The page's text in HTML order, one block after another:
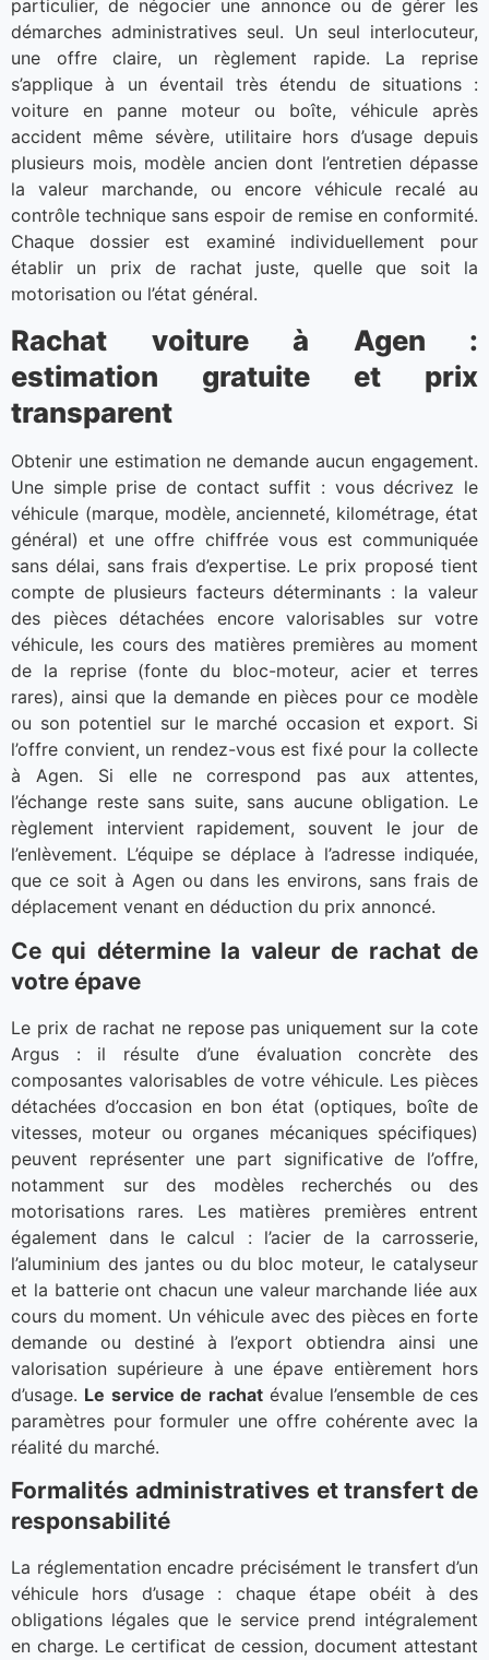
particulier, de négocier une annonce ou de gérer les
démarches administratives seul. Un seul interlocuteur,
une offre claire, un règlement rapide. La reprise
s’applique à un éventail très étendu de situations :
voiture en panne moteur ou boîte, véhicule après
accident même sévère, utilitaire hors d’usage depuis
plusieurs mois, modèle ancien dont l’entretien dépasse
la valeur marchande, ou encore véhicule recalé au
contrôle technique sans espoir de remise en conformité.
Chaque dossier est examiné individuellement pour
établir un prix de rachat juste, quelle que soit la
motorisation ou l’état général.
Rachat voiture à Agen :
estimation gratuite et prix
transparent
Obtenir une estimation ne demande aucun engagement.
Une simple prise de contact suffit : vous décrivez le
véhicule (marque, modèle, ancienneté, kilométrage, état
général) et une offre chiffrée vous est communiquée
sans délai, sans frais d’expertise. Le prix proposé tient
compte de plusieurs facteurs déterminants : la valeur
des pièces détachées encore valorisables sur votre
véhicule, les cours des matières premières au moment
de la reprise (fonte du bloc-moteur, acier et terres
rares), ainsi que la demande en pièces pour ce modèle
ou son potentiel sur le marché occasion et export. Si
l’offre convient, un rendez-vous est fixé pour la collecte
à Agen. Si elle ne correspond pas aux attentes,
l’échange reste sans suite, sans aucune obligation. Le
règlement intervient rapidement, souvent le jour de
l’enlèvement. L’équipe se déplace à l’adresse indiquée,
que ce soit à Agen ou dans les environs, sans frais de
déplacement venant en déduction du prix annoncé.
Ce qui détermine la valeur de rachat de
votre épave
Le prix de rachat ne repose pas uniquement sur la cote
Argus : il résulte d’une évaluation concrète des
composantes valorisables de votre véhicule. Les pièces
détachées d’occasion en bon état (optiques, boîte de
vitesses, moteur ou organes mécaniques spécifiques)
peuvent représenter une part significative de l’offre,
notamment sur des modèles recherchés ou des
motorisations rares. Les matières premières entrent
également dans le calcul : l’acier de la carrosserie,
l’aluminium des jantes ou du bloc moteur, le catalyseur
et la batterie ont chacun une valeur marchande liée aux
cours du moment. Un véhicule avec des pièces en forte
demande ou destiné à l’export obtiendra ainsi une
valorisation supérieure à une épave entièrement hors
d’usage. Le service de rachatévalue l’ensemble de ces
paramètres pour formuler une offre cohérente avec la
réalité du marché.
Formalités administratives et transfert de
responsabilité
La réglementation encadre précisément le transfert d’un
véhicule hors d’usage : chaque étape obéit à des
obligations légales que le service prend intégralement
en charge. Le certificat de cession, document attestant